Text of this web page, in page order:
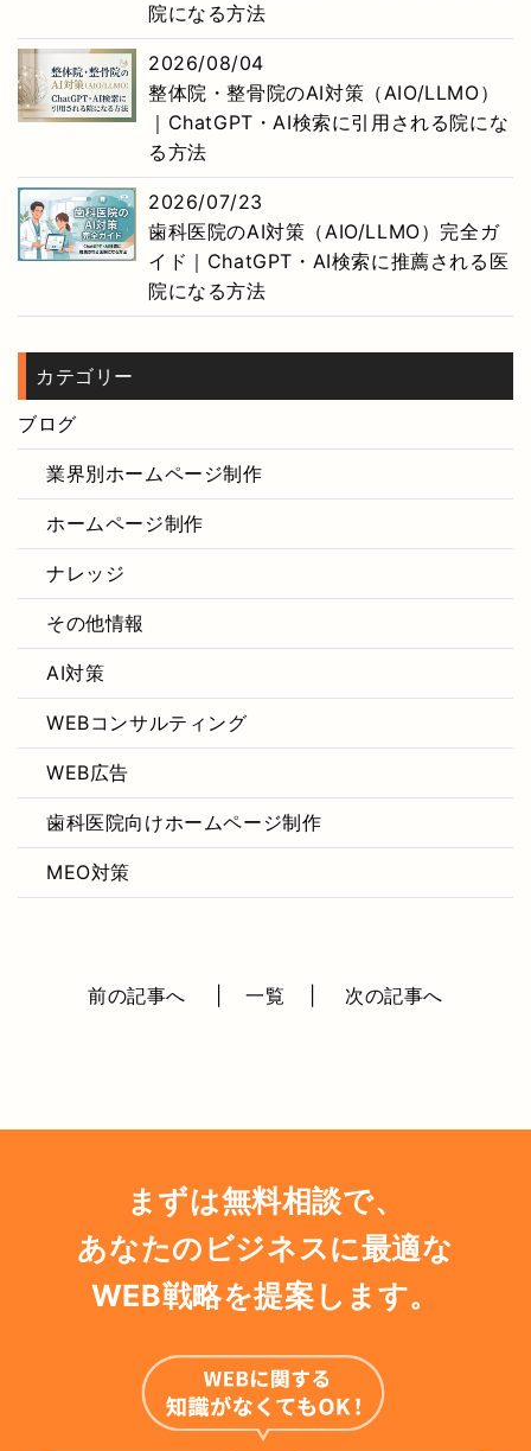
院になる方法
2026/08/04
整体院・整骨院のAI対策（AIO/LLMO）
｜ChatGPT・AI検索に引用される院にな
る方法
2026/07/23
歯科医院のAI対策（AIO/LLMO）完全ガ
イド｜ChatGPT・AI検索に推薦される医
院になる方法
カテゴリー
ブログ
業界別ホームページ制作
ホームページ制作
ナレッジ
その他情報
AI対策
WEBコンサルティング
WEB広告
歯科医院向けホームページ制作
MEO対策
前の記事へ 一覧 次の記事へ
まずは無料相談で、
あなたのビジネスに最適な
WEB戦略を提案します。